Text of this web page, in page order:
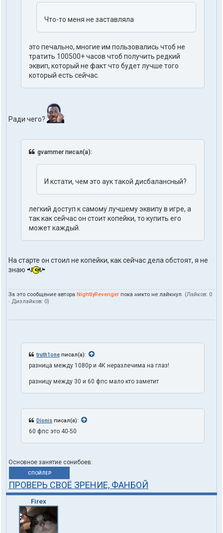
Что-то меня не заставляла
это печально, многие им пользовались чтоб не
тратить 100500+ часов чтоб получить редкий
эквип, который не факт что будет лучше того
который есть сейчас.
Ради чего?
gvammer писал(а):
И кстати, чем это аук такой дисбалансный?
легкий доступ к самому лучшему эквипу в игре, а
так как сейчас он стоит копейки, то купить его
может каждый.
На старте он стоил не копейки, как сейчас дела обстоят, я не
знаю
За это сообщение автора NightlyRevenger пока никто не лайкнул. (Лайков: 0
· Дизлайков: 0)
truth1one писал(а):
разница между 1080p и 4К неразлечима на глаз!
разницу между 30 и 60 фпс мало кто заметит
Dionis писал(а):
60 фпс это 40-50
Основное занятие сонибоев:
СПОЙЛЕР
ПРОВЕРЬ СВОЁ ЗРЕНИЕ, ФАНБОЙ
Firex